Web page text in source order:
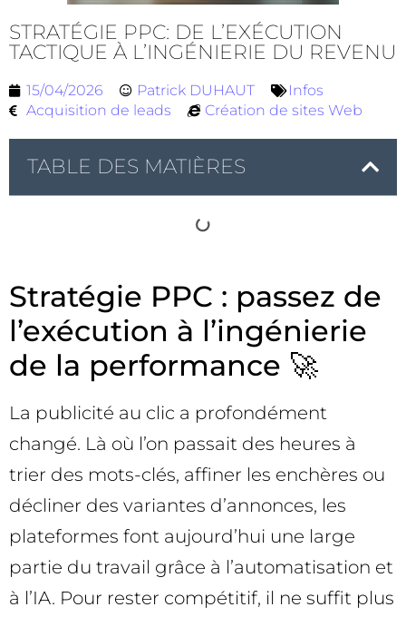
STRATÉGIE PPC: DE L’EXÉCUTION
TACTIQUE À L’INGÉNIERIE DU REVENU
15/04/2026 Patrick DUHAUT
Infos
Acquisition de leads
Création de sites Web
TABLE DES MATIÈRES
Stratégie PPC : passez de
l’exécution à l’ingénierie
de la performance 🚀
La publicité au clic a profondément
changé. Là où l’on passait des heures à
trier des mots-clés, affiner les enchères ou
décliner des variantes d’annonces, les
plateformes font aujourd’hui une large
partie du travail grâce à l’automatisation et
à l’IA. Pour rester compétitif, il ne suffit plus